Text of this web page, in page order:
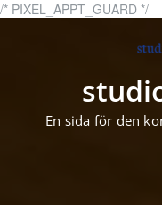
/* PIXEL_APPT_GUARD */Skip
En sida för den